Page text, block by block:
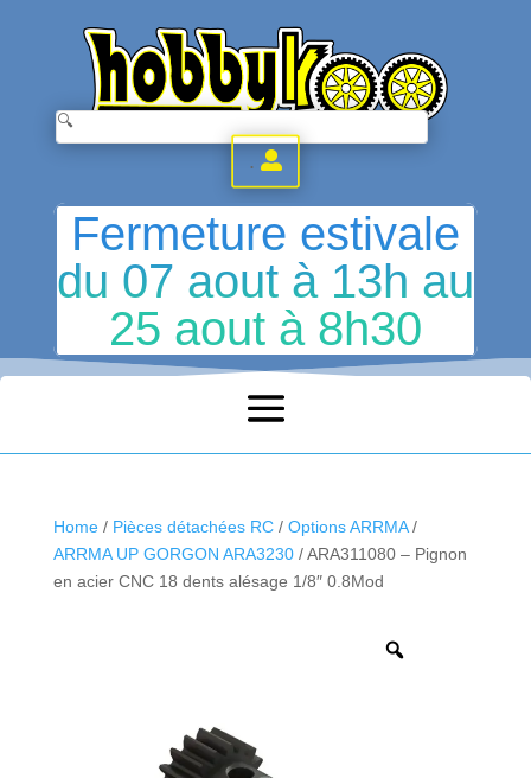
.
Fermeture estivale
du 07 aout à 13h au
25 aout à 8h30
Home/ Pièces détachées RC/ Options ARRMA/
ARRMA UP GORGON ARA3230/ ARA311080 – Pignon
en acier CNC 18 dents alésage 1/8″ 0.8Mod